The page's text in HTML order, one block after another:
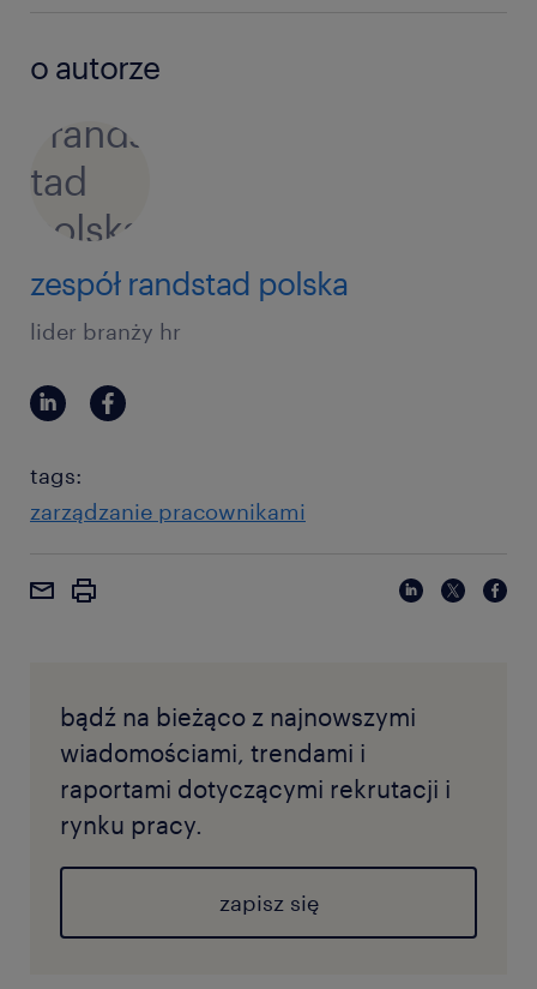
o autorze
zespół randstad polska
lider branży hr
tags:
zarządzanie pracownikami
bądź na bieżąco z najnowszymi
wiadomościami, trendami i
raportami dotyczącymi rekrutacji i
rynku pracy.
zapisz się